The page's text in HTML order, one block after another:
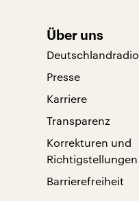
Über uns
Deutschlandradio
Presse
Karriere
Transparenz
Korrekturen und
Richtigstellungen
Barrierefreiheit